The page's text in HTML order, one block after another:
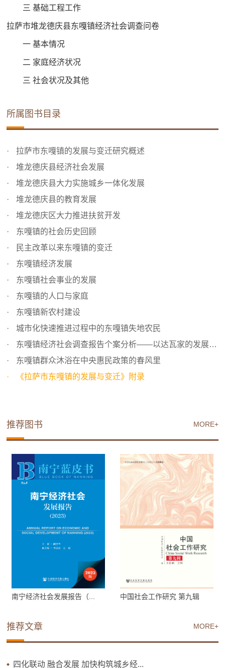
三 基础工程工作
拉萨市堆龙德庆县东嘎镇经济社会调查问卷
一 基本情况
二 家庭经济状况
三 社会状况及其他
所属图书目录
拉萨市东嘎镇的发展与变迁研究概述
堆龙德庆县经济社会发展
堆龙德庆县大力实施城乡一体化发展
堆龙德庆县的教育发展
堆龙德庆区大力推进扶贫开发
东嘎镇的社会历史回顾
民主改革以来东嘎镇的变迁
东嘎镇经济发展
东嘎镇社会事业的发展
东嘎镇的人口与家庭
东嘎镇新农村建设
城市化快速推进过程中的东嘎镇失地农民
东嘎镇经济社会调查报告个案分析——以达瓦家的发展变化历...
东嘎镇群众沐浴在中央惠民政策的春风里
《拉萨市东嘎镇的发展与变迁》附录
MORE+
推荐图书
南宁经济社会发展报告（... 中国社会工作研究 第九辑
MORE+
推荐文章
四化联动 融合发展 加快构筑城乡经...